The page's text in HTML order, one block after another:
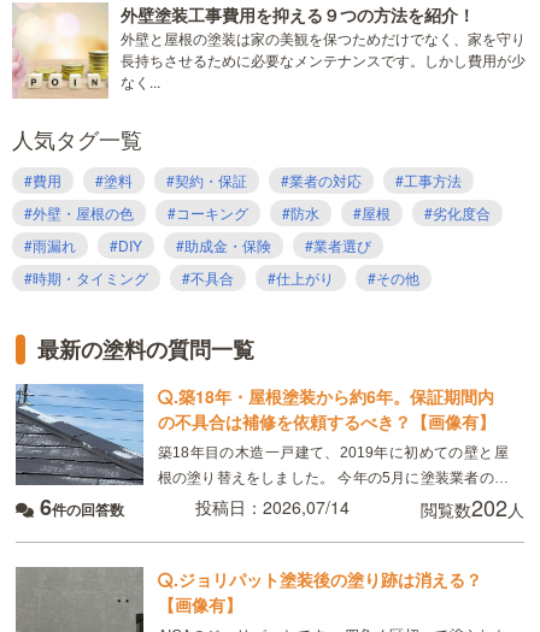
外壁塗装工事費用を抑える９つの方法を紹介！
外壁と屋根の塗装は家の美観を保つためだけでなく、家を守り
長持ちさせるために必要なメンテナンスです。しかし費用が少
なく...
人気タグ一覧
#費用 #塗料 #契約・保証 #業者の対応
#工事方法
#外壁・屋根の色
#コーキング #防水 #屋根
#劣化度合
#雨漏れ
#DIY #助成金・保険
#業者選び
#時期・タイミング
#不具合 #仕上がり #その他
最新の塗料の質問一覧
.築18年・屋根塗装から約6年。保証期間内
の不具合は補修を依頼するべき？【画像有】
築18年目の木造一戸建て、2019年に初めての壁と屋
根の塗り替えをしました。 今年の5月に塗装業者の委
託会社の方による点検があり、屋根の塗装が塗れてい
6件の回答数 投稿日：2026,07/14 閲覧数202人
.ジョリパット塗装後の塗り跡は消える？
【画像有】